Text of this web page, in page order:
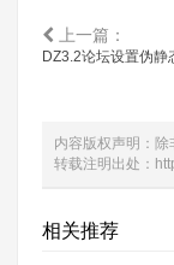
上一篇：
DZ3.2论坛设置伪
内容版权声明：除
转载注明出处：
相关推荐